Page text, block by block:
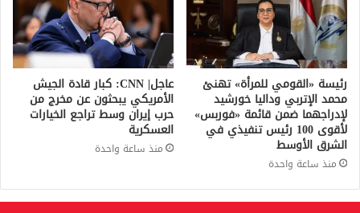
رئيسة «القومي للمرأة» تهنئ
محمد الإتربي وداليا خورشيد
لإدراجهما ضمن قائمة «فوربس»
لأقوى 100 رئيس تنفيذي في
الشرق الأوسط
منذ ساعة واحدة
عاجل| CNN: كبار قادة الجيش
الأمريكي يبحثون عن مخرج من
حرب إيران وسط تراجع الخيارات
العسكرية
منذ ساعة واحدة